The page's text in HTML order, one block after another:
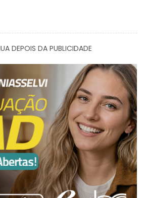
DEPOIS DA PUBLICIDADE